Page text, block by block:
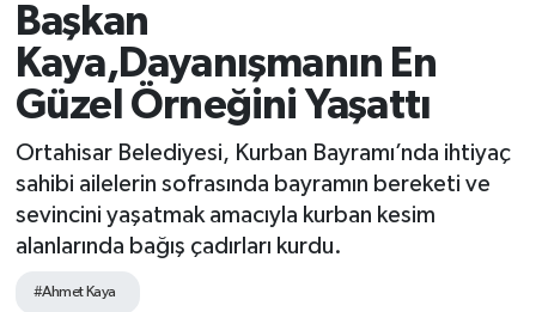
Başkan
Kaya,Dayanışmanın En
Güzel Örneğini Yaşattı
Ortahisar Belediyesi, Kurban Bayramı’nda ihtiyaç
sahibi ailelerin sofrasında bayramın bereketi ve
sevincini yaşatmak amacıyla kurban kesim
alanlarında bağış çadırları kurdu.
#Ahmet Kaya
Süper Lig Puan Durumu ve Fikstür
Tüm Manşetler
Son Dakika Haberleri
Haber Arşivi